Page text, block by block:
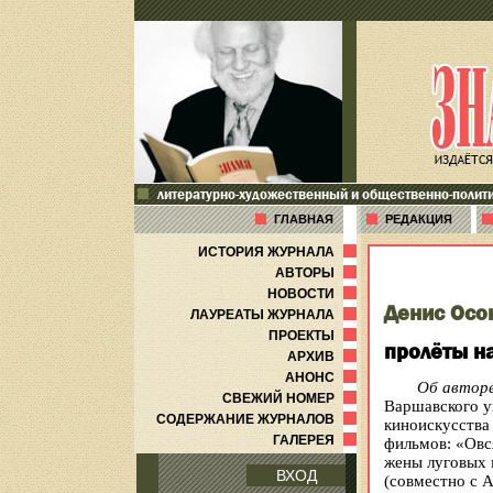
литературно-художественный и общественно-
ГЛАВНАЯ РЕДАКЦИЯ
ИСТОРИЯ ЖУРНАЛА
АВТОРЫ
НОВОСТИ
ЛАУРЕАТЫ ЖУРНАЛА
ПРОЕКТЫ
АРХИВ
АНОНС
СВЕЖИЙ НОМЕР
СОДЕРЖАНИЕ ЖУРНАЛОВ
ГАЛЕРЕЯ
ВХОД
Денис
пролёты
Об
Варшавского
фильмов:
жены луговых
(совместно с